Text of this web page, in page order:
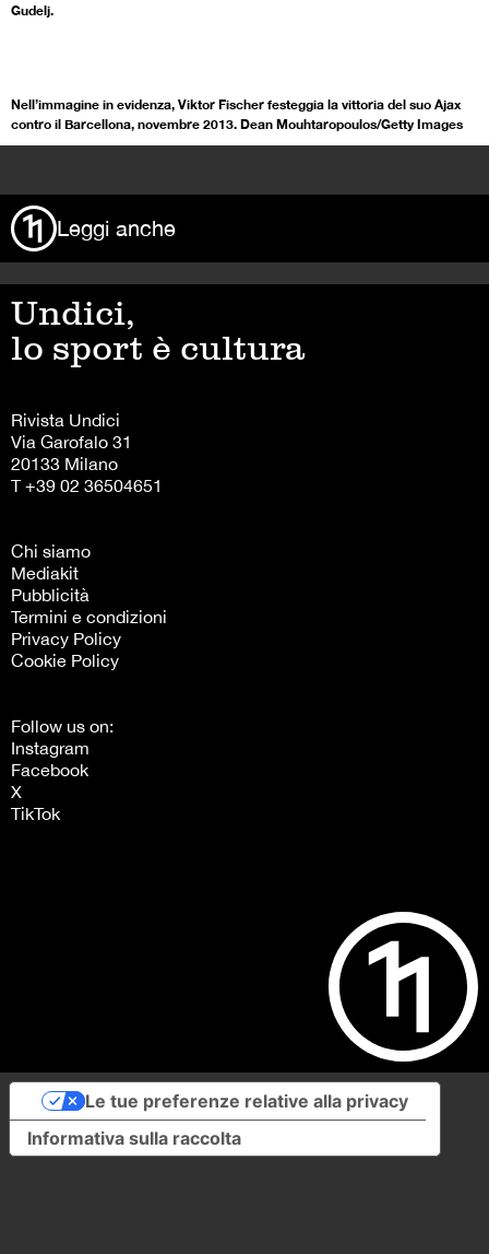
Gudelj.
Nell’immagine in evidenza, Viktor Fischer festeggia la vittoria del suo Ajax
contro il Barcellona, novembre 2013. Dean Mouhtaropoulos/Getty Images
Leggi anche
Undici,
lo sport è cultura
Rivista Undici
Via Garofalo 31
20133 Milano
T +39 02 36504651
Chi siamo
Mediakit
Pubblicità
Termini e condizioni
Privacy Policy
Cookie Policy
Follow us on:
Instagram
Facebook
X
TikTok
Informativa sulla raccolta
Le tue preferenze relative alla privacy